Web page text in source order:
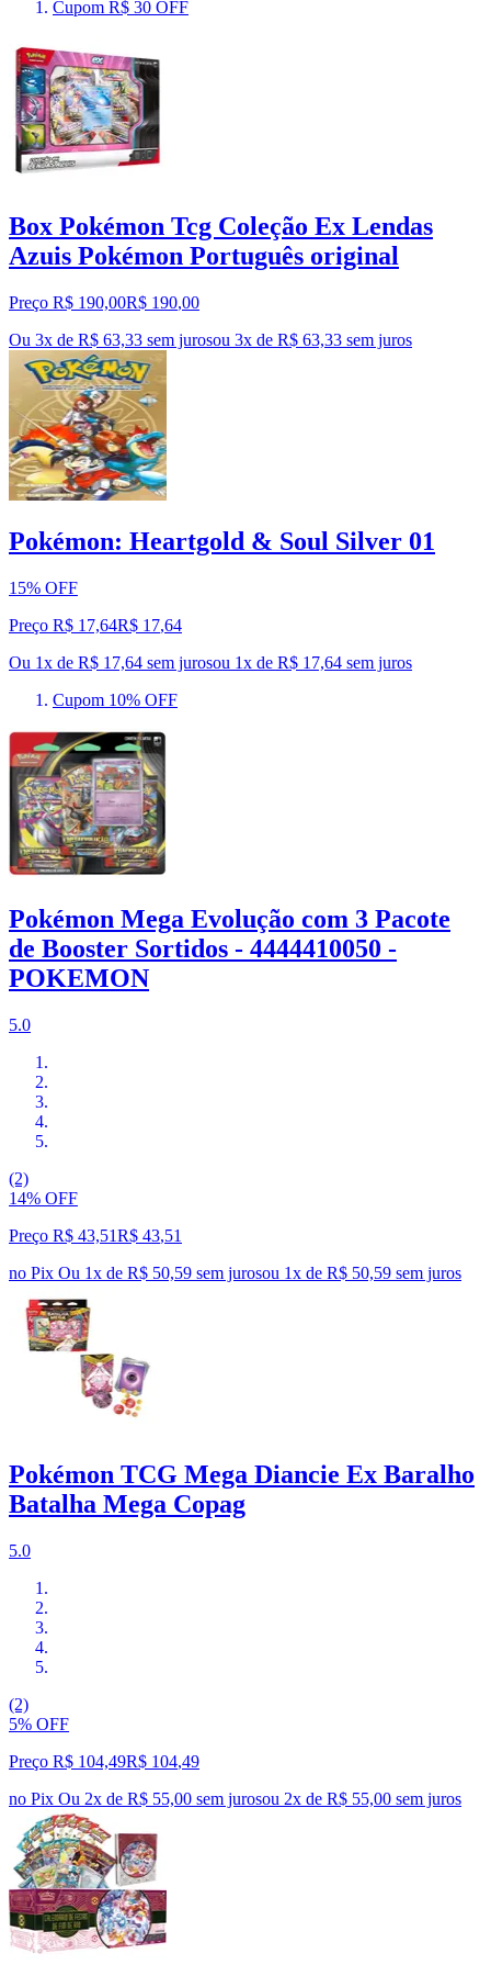
Cupom R$ 30 OFF
Box Pokémon Tcg Coleção Ex Lendas
Azuis Pokémon Português original
Preço R$ 190,00R$ 190,00
Ou 3x de R$ 63,33 sem jurosou 3x de R$ 63,33 sem juros
Pokémon: Heartgold & Soul Silver 01
15% OFF
Preço R$ 17,64R$ 17,64
Ou 1x de R$ 17,64 sem jurosou 1x de R$ 17,64 sem juros
Cupom 10% OFF
Pokémon Mega Evolução com 3 Pacote
de Booster Sortidos - 4444410050 -
POKEMON
5.0
(2)
14% OFF
Preço R$ 43,51R$ 43,51
no Pix Ou 1x de R$ 50,59 sem jurosou 1x de R$ 50,59 sem juros
Pokémon TCG Mega Diancie Ex Baralho
Batalha Mega Copag
5.0
(2)
5% OFF
Preço R$ 104,49R$ 104,49
no Pix Ou 2x de R$ 55,00 sem jurosou 2x de R$ 55,00 sem juros